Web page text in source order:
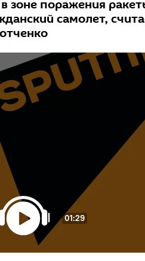
зоне поражения
самолет,
01:29